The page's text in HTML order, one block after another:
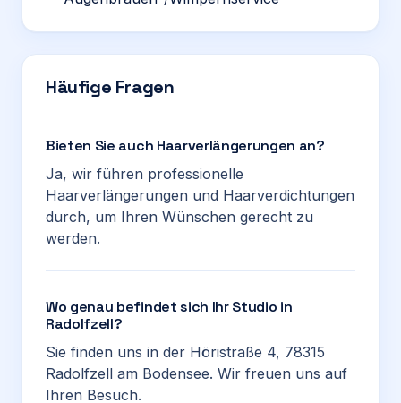
Häufige Fragen
Bieten Sie auch Haarverlängerungen an?
Ja, wir führen professionelle
Haarverlängerungen und Haarverdichtungen
durch, um Ihren Wünschen gerecht zu
werden.
Wo genau befindet sich Ihr Studio in
Radolfzell?
Sie finden uns in der Höristraße 4, 78315
Radolfzell am Bodensee. Wir freuen uns auf
Ihren Besuch.